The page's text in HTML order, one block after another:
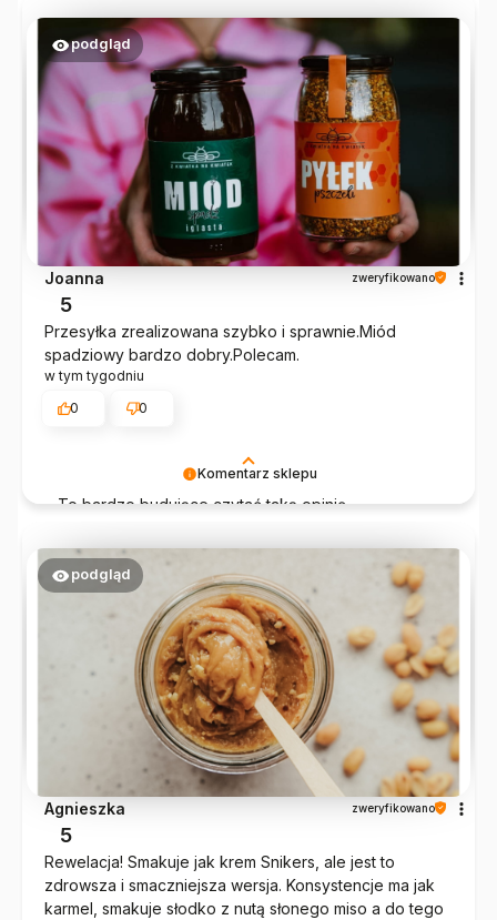
będą gościć u Ciebie częściej!
Komentarz sklepu
To bardzo budujące czytać taką opinię.
prawdziwe, naturalne produkty.
podgląd
Joanna zweryfikowano
5
Przesyłka zrealizowana szybko i sprawnie.Miód
spadziowy bardzo dobry.Polecam.
w tym tygodniu
0
0
podgląd
Agnieszka zweryfikowano
5
Rewelacja! Smakuje jak krem Snikers, ale jest to
zdrowsza i smaczniejsza wersja. Konsystencje ma jak
karmel, smakuje słodko z nutą słonego miso a do tego